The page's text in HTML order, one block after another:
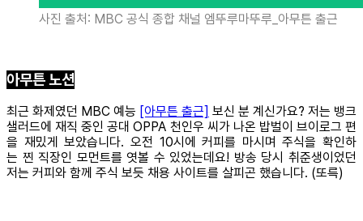
사진 출처: MBC 공식 종합 채널 엠뚜루마뚜루_아무튼 출근
아무튼 노션
최근 화제였던 MBC 예능 [아무튼 출근] 보신 분 계신가요? 저는 뱅크
샐러드에 재직 중인 공대 OPPA 천인우 씨가 나온 밥벌이 브이로그 편
을 재밌게 보았습니다. 오전 10시에 커피를 마시며 주식을 확인하
는 찐 직장인 모먼트를 엿볼 수 있었는데요! 방송 당시 취준생이었던
저는 커피와 함께 주식 보듯 채용 사이트를 살피곤 했습니다. (또륵)